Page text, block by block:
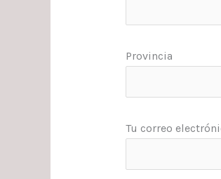
Provincia
Tu correo